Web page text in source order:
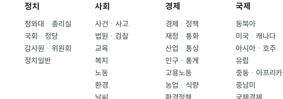
정치
청와대ㆍ총리실
국회ㆍ정당
감사원ㆍ위원회
정치일반
사회
사건ㆍ사고
법원ㆍ검찰
교육
복지
노동
환경
경제
경제ㆍ정책
재정ㆍ통화
산업ㆍ통상
인구ㆍ통계
고용노동
농업ㆍ식량
국제
동북아
미국ㆍ캐나다
아시아ㆍ호주
유럽
중동ㆍ아프리카
중남미